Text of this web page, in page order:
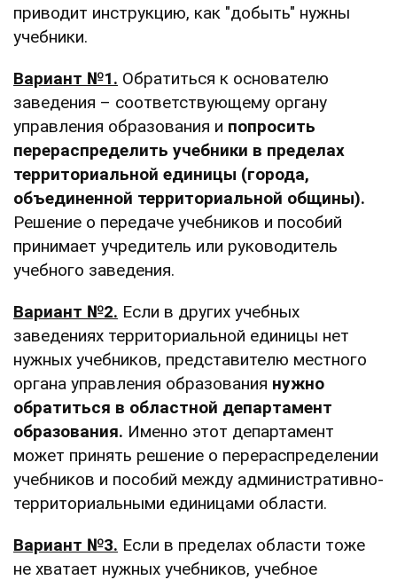
приводит инструкцию, как "добыть" нужны
учебники.
Вариант №1. Обратиться к основателю
заведения – соответствующему органу
управления образования и попросить
перераспределить учебники в пределах
территориальной единицы (города,
объединенной территориальной общины).
Решение о передаче учебников и пособий
принимает учредитель или руководитель
учебного заведения.
Вариант №2. Если в других учебных
заведениях территориальной единицы нет
нужных учебников, представителю местного
органа управления образования нужно
обратиться в областной департамент
образования. Именно этот департамент
может принять решение о перераспределении
учебников и пособий между административно-
территориальными единицами области.
Вариант №3. Если в пределах области тоже
не хватает нужных учебников, учебное